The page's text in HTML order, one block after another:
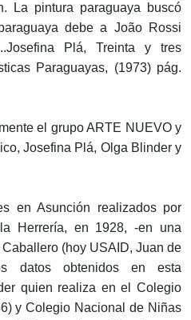
La pintura paraguaya buscó
debe a João Rossi
Plá, Treinta y tres
Paraguayas, (1973) pág.
el grupo ARTE NUEVO y
Josefina Plá, Olga Blinder y
en Asunción realizados por
Herrería, en 1928, -en una
(hoy USAID, Juan de
datos obtenidos en esta
quien realiza en el Colegio
y Colegio Nacional de Niñas